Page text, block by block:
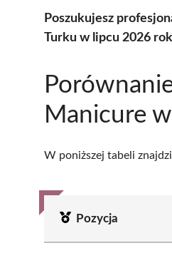
Poszukujesz
Turku w lipcu 2026
Manicure
W poniższej tabeli
Pozycja